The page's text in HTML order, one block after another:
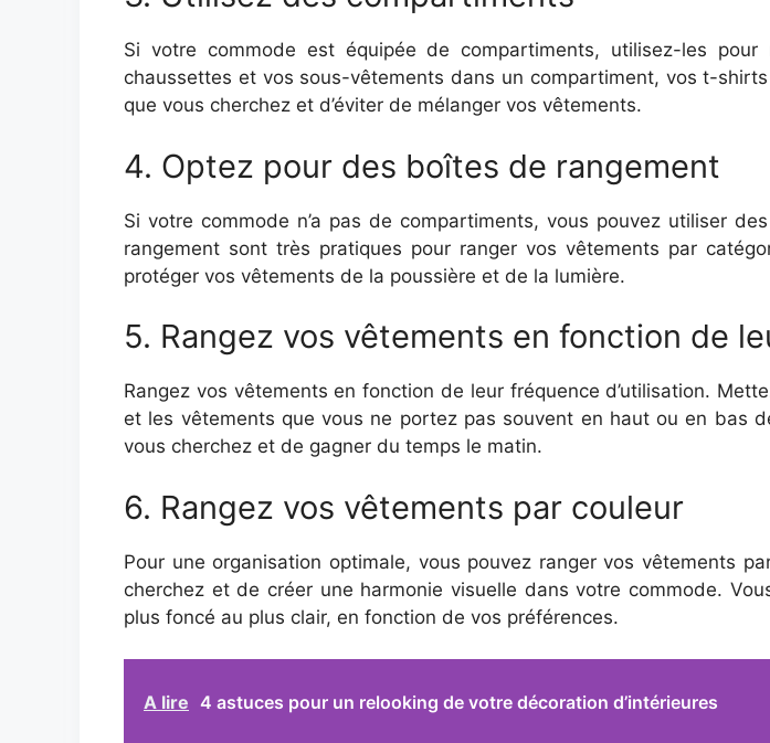
Si votre commode est équipée de compartiments, utilisez-les
chaussettes et vos sous-vêtements dans un compartiment, vos t-
que vous cherchez et d’éviter de mélanger vos vêtements.
4. Optez pour des boîtes de rangement
Si votre commode n’a pas de compartiments, vous pouvez utiliser
rangement sont très pratiques pour ranger vos vêtements par
protéger vos vêtements de la poussière et de la lumière.
5. Rangez vos vêtements en fonction de
Rangez vos vêtements en fonction de leur fréquence d’utilisation.
et les vêtements que vous ne portez pas souvent en haut ou en bas
vous cherchez et de gagner du temps le matin.
6. Rangez vos vêtements par couleur
Pour une organisation optimale, vous pouvez ranger vos vêtements
cherchez et de créer une harmonie visuelle dans votre commode.
plus foncé au plus clair, en fonction de vos préférences.
A lire 4 astuces pour un relooking de votre décoration d’intérieures